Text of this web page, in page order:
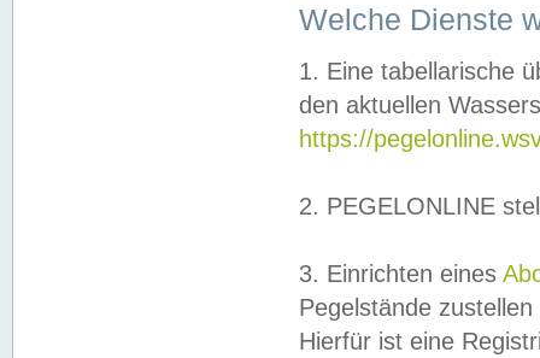
Welche Dienste
1. Eine tabellarische
den aktuellen
https://
2. PEGELONLINE
3. Einrichten eines
Pegelstände
Hierfür ist eine